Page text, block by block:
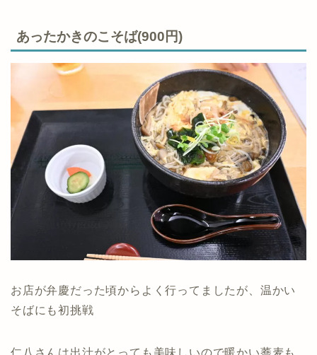
あったかきのこそば(900円)
お店が弁慶だった頃からよく行ってましたが、温かい
そばにも初挑戦
仁八さんは出汁がとっても美味しいので暖かい蕎麦も